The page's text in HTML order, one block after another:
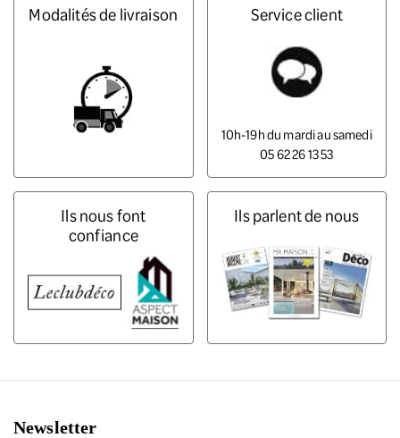
Modalités de livraison Service client
10h-19h du mardi au samedi
05 62 26 13 53
Ils nous font
confiance
Ils parlent de nous
Newsletter